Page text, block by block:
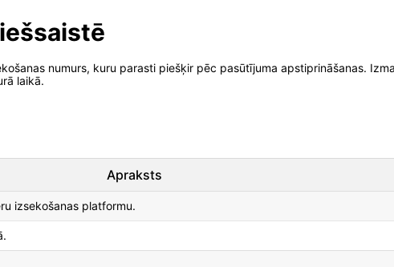
numurs, kuru parasti piešķir pēc pasūtījuma apstiprināšanas.
laikā.
Apraksts
izsekošanas platformu.